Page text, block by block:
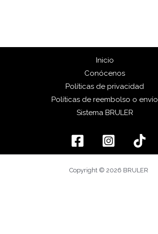
Inicio
Conócenos
Políticas de privacidad
Políticas de reembolso o envío
Sistema BRULER
Copyright © 2026 BRULER